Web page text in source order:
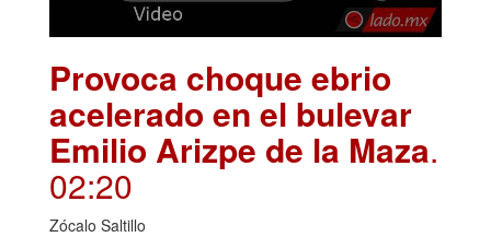
Provoca choque ebrio
acelerado en el bulevar
Emilio Arizpe de la Maza.
02:20
Zócalo Saltillo